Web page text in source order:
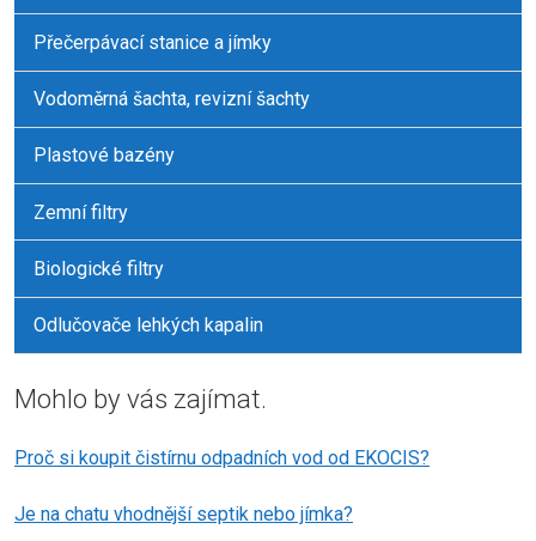
Přečerpávací stanice a jímky
Vodoměrná šachta, revizní šachty
Plastové bazény
Zemní filtry
Biologické filtry
Odlučovače lehkých kapalin
Mohlo by vás zajímat.
Proč si koupit čistírnu odpadních vod od EKOCIS?
Je na chatu vhodnější septik nebo jímka?